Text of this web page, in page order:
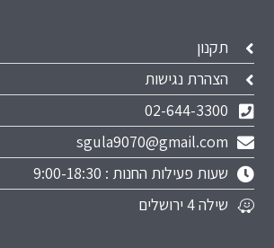
תקנון
הצהרת נגישות
02-644-3300
sgula9070@gmail.com
שעות פעילות החנות : 9:00-18:30
שילה 4 ירושלים